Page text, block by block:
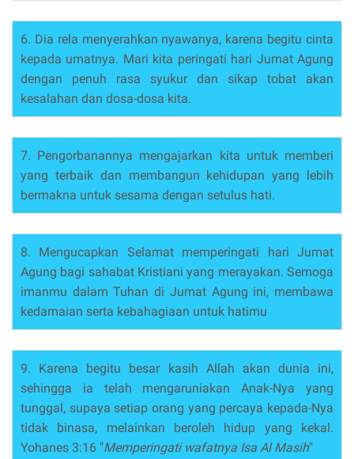
6. Dia rela menyerahkan nyawanya, karena begitu cinta
kepada umatnya. Mari kita peringati hari Jumat Agung
dengan penuh rasa syukur dan sikap tobat akan
kesalahan dan dosa-dosa kita.
7. Pengorbanannya mengajarkan kita untuk memberi
yang terbaik dan membangun kehidupan yang lebih
bermakna untuk sesama dengan setulus hati.
8. Mengucapkan Selamat memperingati hari Jumat
Agung bagi sahabat Kristiani yang merayakan. Semoga
imanmu dalam Tuhan di Jumat Agung ini, membawa
kedamaian serta kebahagiaan untuk hatimu
9. Karena begitu besar kasih Allah akan dunia ini,
sehingga ia telah mengaruniakan Anak-Nya yang
tunggal, supaya setiap orang yang percaya kepada-Nya
tidak binasa, melainkan beroleh hidup yang kekal.
Yohanes 3:16 "Memperingati wafatnya Isa Al Masih"